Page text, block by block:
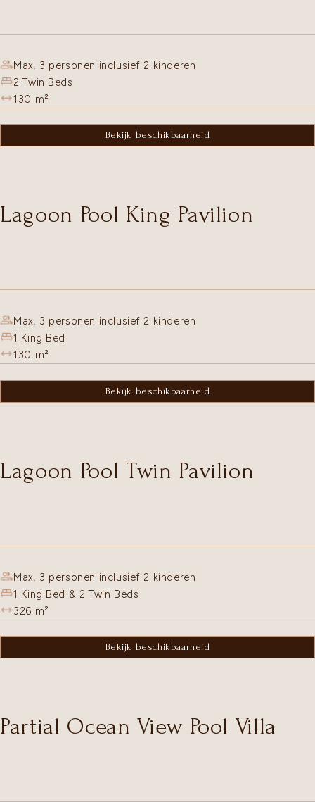
Max. 3 personen inclusief 2 kinderen
2 Twin Beds
130 m²
Bekijk beschikbaarheid
Lagoon Pool King Pavilion
Max. 3 personen inclusief 2 kinderen
1 King Bed
130 m²
Bekijk beschikbaarheid
Lagoon Pool Twin Pavilion
Max. 3 personen inclusief 2 kinderen
1 King Bed & 2 Twin Beds
326 m²
Bekijk beschikbaarheid
Partial Ocean View Pool Villa